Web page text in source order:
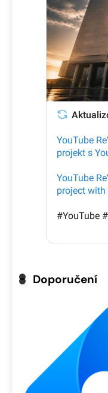
Doporučení